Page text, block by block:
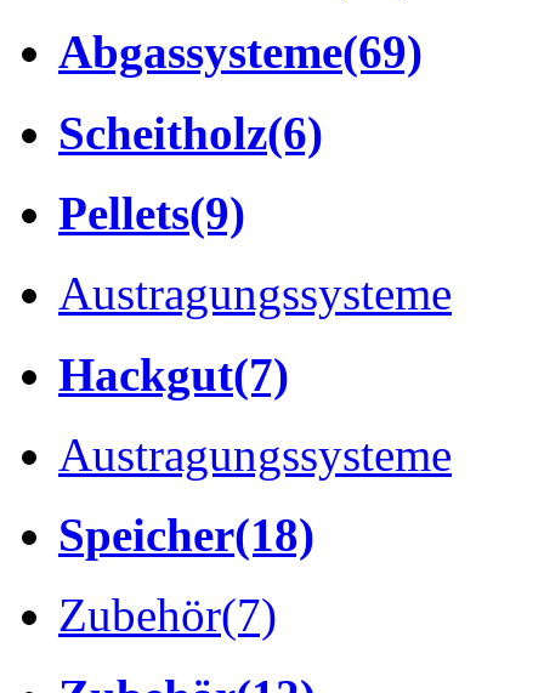
Abgassysteme(69)
Scheitholz(6)
Pellets(9)
Austragungssysteme
Hackgut(7)
Austragungssysteme
Speicher(18)
Zubehör(7)